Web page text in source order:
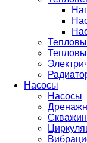
Насосы
Насосы